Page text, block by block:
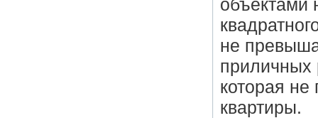
объектами
не
приличных
которая
квартиры.